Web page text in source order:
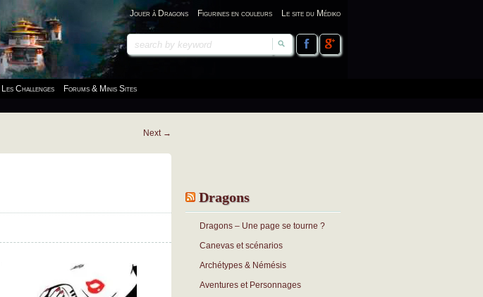
Jouer à Dragons Figurines en couleurs Le site du Médiko
Les Challenges Forums & Minis Sites
Next →
Dragons
Dragons – Une page se tourne ?
Canevas et scénarios
Archétypes & Némésis
Aventures et Personnages